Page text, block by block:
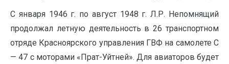
С января 1946 г. по август 1948 г. Л.Р. Непомнящий
продолжал летную деятельность в 26 транспортном
отряде Красноярского управления ГВФ на самолете С
— 47 с моторами «Прат-Уйтней». Для авиаторов будет